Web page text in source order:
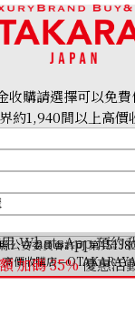
月
ASK
收購日
WhatsApp 預約
加碼35%優惠活
收購請選擇可以免費
約1,940間以上高價
公安委員會許可 第
價收購店